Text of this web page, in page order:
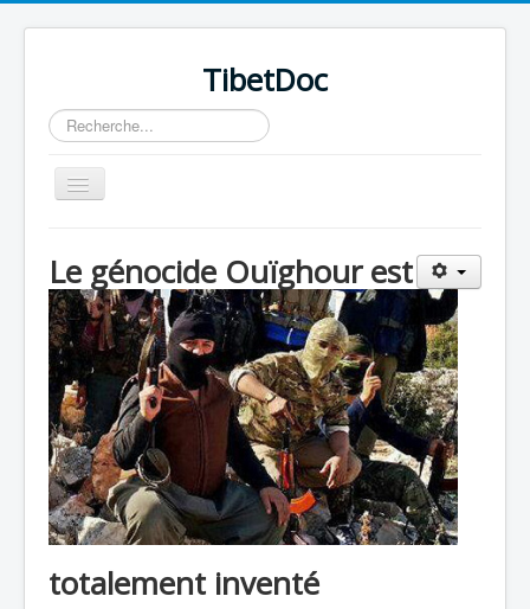
TibetDoc
Rechercher
Basculer
la
Le génocide Ouïghour est
totalement inventé